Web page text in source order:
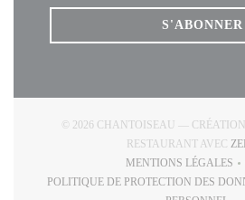
S'ABONNER
© 2026 CHANTOISEAU —
RESTAURANT AVEC
MENTIONS LÉGALES
POLITIQUE DE PROTECTION DES